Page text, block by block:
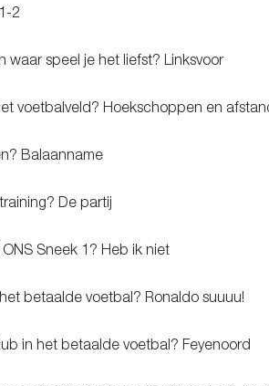
2
waar speel je het liefst? Linksvoor
voetbalveld? Hoekschoppen en
Balaanname
De partij
Sneek 1? Heb ik niet
betaalde voetbal? Ronaldo suuuu!
in het betaalde voetbal? Feyenoord